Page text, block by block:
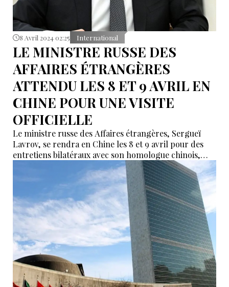
8 Avril 2024 02:25 International
LE MINISTRE RUSSE DES
AFFAIRES ÉTRANGÈRES
ATTENDU LES 8 ET 9 AVRIL EN
CHINE POUR UNE VISITE
OFFICIELLE
Le ministre russe des Affaires étrangères, Sergueï
Lavrov, se rendra en Chine les 8 et 9 avril pour des
entretiens bilatéraux avec son homologue chinois,
Wang Yi, a annoncé la diplomatie russe.